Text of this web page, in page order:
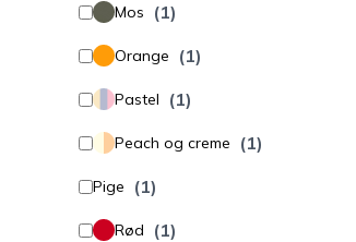
Mos (1)
Orange (1)
Pastel (1)
Peach og creme (1)
Pige (1)
Rød (1)